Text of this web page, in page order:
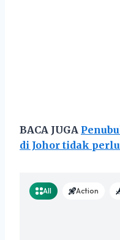
BACA JUGA
di Johor tidak